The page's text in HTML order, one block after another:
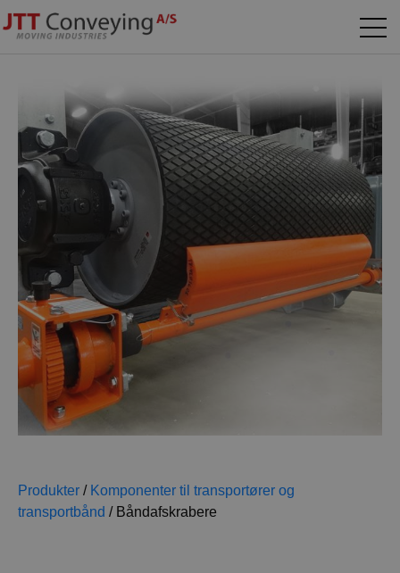
Produkter / Komponenter til transportører og
transportbånd / Båndafskrabere